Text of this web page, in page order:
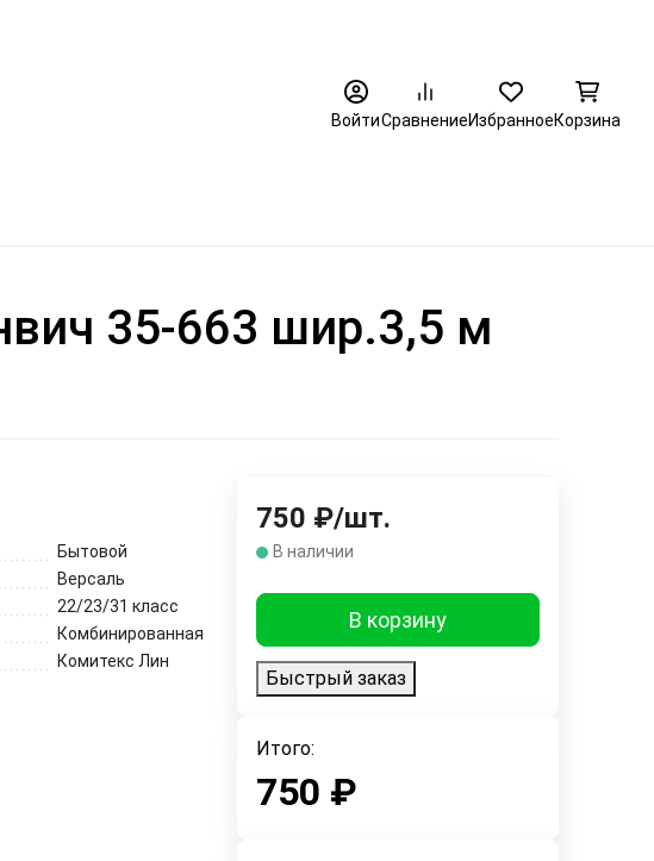
ВойтиСравнениеИзбранноеКорзина
35-663 шир.3,5 м
Бытовой
Версаль
22/23/31 класс
Комбинированная
Комитекс Лин
750 ₽/шт.
В наличии
В корзину
Быстрый заказ
Итого:
750 ₽